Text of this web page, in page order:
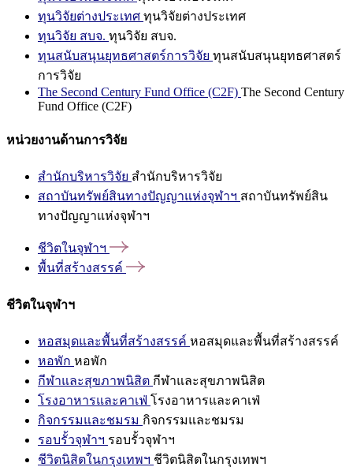
ทุนวิจัยต่างประเทศ ทุนวิจัยต่างประเทศ
ทุนวิจัย สบจ. ทุนวิจัย สบจ.
ทุนสนับสนุนยุทธศาสตร์การวิจัย ทุนสนับสนุนยุทธศาสตร์
การวิจัย
The Second Century Fund Office (C2F) The Second Century
Fund Office (C2F)
หน่วยงานด้านการวิจัย
สำนักบริหารวิจัย สำนักบริหารวิจัย
สถาบันทรัพย์สินทางปัญญาแห่งจุฬาฯ สถาบันทรัพย์สิน
ทางปัญญาแห่งจุฬาฯ
ชีวิตในจุฬาฯ
พื้นที่สร้างสรรค์
ชีวิตในจุฬาฯ
หอสมุดและพื้นที่สร้างสรรค์ หอสมุดและพื้นที่สร้างสรรค์
หอพัก หอพัก
กีฬาและสุขภาพนิสิต กีฬาและสุขภาพนิสิต
โรงอาหารและคาเฟ่ โรงอาหารและคาเฟ่
กิจกรรมและชมรม กิจกรรมและชมรม
รอบรั้วจุฬาฯ รอบรั้วจุฬาฯ
ชีวิตนิสิตในกรุงเทพฯ ชีวิตนิสิตในกรุงเทพฯ